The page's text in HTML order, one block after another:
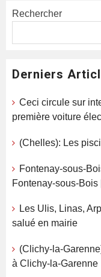
Rechercher
Derniers
Ceci circule sur
première voiture
(Chelles): Les
Fontenay-sous-
Fontenay-sous-Bois
Les Ulis, Linas,
salué en mairie
(Clichy-la-
à Clichy-la-Garenne